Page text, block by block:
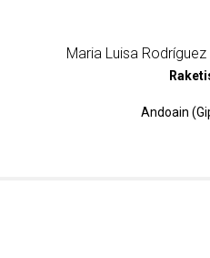
Maria Luisa
Andoain
buruz informazio gehiago